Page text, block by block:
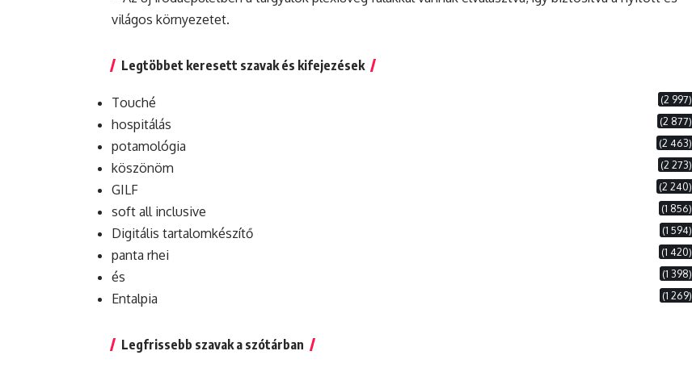
világos környezetet.
Legtöbbet keresett szavak és kifejezések
Touché (2 997)
hospitálás (2 877)
potamológia (2 463)
köszönöm (2 273)
GILF (2 240)
soft all inclusive (1 856)
Digitális tartalomkészítő (1 594)
panta rhei (1 420)
és (1 398)
Entalpia (1 269)
Legfrissebb szavak a szótárban